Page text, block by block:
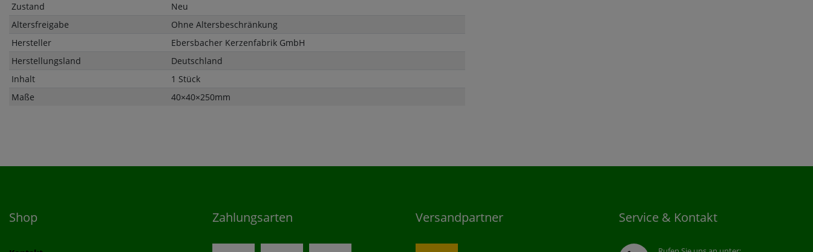
Zustand
Neu
Altersfreigabe
Ohne Altersbeschränkung
Hersteller
Ebersbacher Kerzenfabrik GmbH
Herstellungsland
Deutschland
Inhalt
1 Stück
Maße
40×40×250mm
Shop Zahlungsarten Versandpartner Service & Kontakt